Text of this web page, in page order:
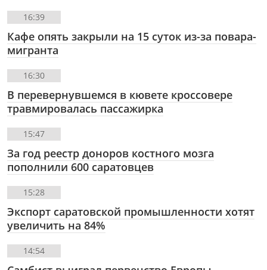
16:39
Кафе опять закрыли на 15 суток из-за повара-
мигранта
16:30
В перевернувшемся в кювете кроссовере
травмировалась пассажирка
15:47
За год реестр доноров костного мозга
пополнили 600 саратовцев
15:28
Экспорт саратовской промышленности хотят
увеличить на 84%
14:54